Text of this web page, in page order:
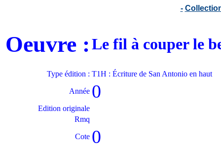
-
Oeuvre :Le fil à couper le
Type édition : T1H : Écriture de San Antonio en haut
Année 0
Edition originale
Rmq
Cote 0